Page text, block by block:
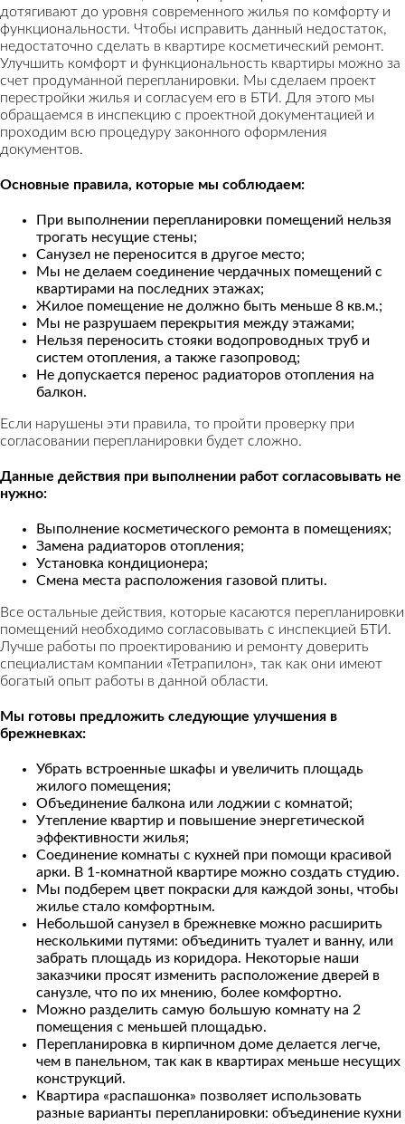
дотягивают до уровня современного жилья по комфорту и
функциональности. Чтобы исправить данный недостаток,
недостаточно сделать в квартире косметический ремонт.
Улучшить комфорт и функциональность квартиры можно за
счет продуманной перепланировки. Мы сделаем проект
перестройки жилья и согласуем его в БТИ. Для этого мы
обращаемся в инспекцию с проектной документацией и
проходим всю процедуру законного оформления
документов.
Основные правила, которые мы соблюдаем:
При выполнении перепланировки помещений нельзя
трогать несущие стены;
Санузел не переносится в другое место;
Мы не делаем соединение чердачных помещений с
квартирами на последних этажах;
Жилое помещение не должно быть меньше 8 кв.м.;
Мы не разрушаем перекрытия между этажами;
Нельзя переносить стояки водопроводных труб и
систем отопления, а также газопровод;
Не допускается перенос радиаторов отопления на
балкон.
Если нарушены эти правила, то пройти проверку при
согласовании перепланировки будет сложно.
Данные действия при выполнении работ согласовывать не
нужно:
Выполнение косметического ремонта в помещениях;
Замена радиаторов отопления;
Установка кондиционера;
Смена места расположения газовой плиты.
Все остальные действия, которые касаются перепланировки
помещений необходимо согласовывать с инспекцией БТИ.
Лучше работы по проектированию и ремонту доверить
специалистам компании «Тетрапилон», так как они имеют
богатый опыт работы в данной области.
Мы готовы предложить следующие улучшения в
брежневках:
Убрать встроенные шкафы и увеличить площадь
жилого помещения;
Объединение балкона или лоджии с комнатой;
Утепление квартир и повышение энергетической
эффективности жилья;
Соединение комнаты с кухней при помощи красивой
арки. В 1-комнатной квартире можно создать студию.
Мы подберем цвет покраски для каждой зоны, чтобы
жилье стало комфортным.
Небольшой санузел в брежневке можно расширить
несколькими путями: объединить туалет и ванну, или
забрать площадь из коридора. Некоторые наши
заказчики просят изменить расположение дверей в
санузле, что по их мнению, более комфортно.
Можно разделить самую большую комнату на 2
помещения с меньшей площадью.
Перепланировка в кирпичном доме делается легче,
чем в панельном, так как в квартирах меньше несущих
конструкций.
Квартира «распашонка» позволяет использовать
разные варианты перепланировки: объединение кухни